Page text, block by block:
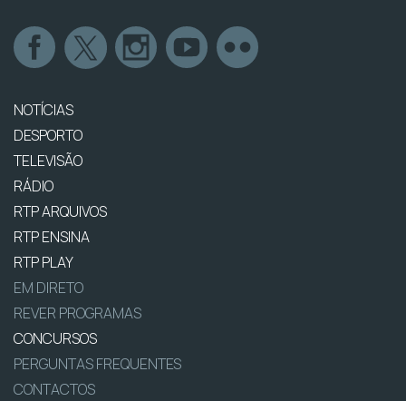
NOTÍCIAS
DESPORTO
TELEVISÃO
RÁDIO
RTP ARQUIVOS
RTP ENSINA
RTP PLAY
EM DIRETO
REVER PROGRAMAS
CONCURSOS
PERGUNTAS FREQUENTES
CONTACTOS